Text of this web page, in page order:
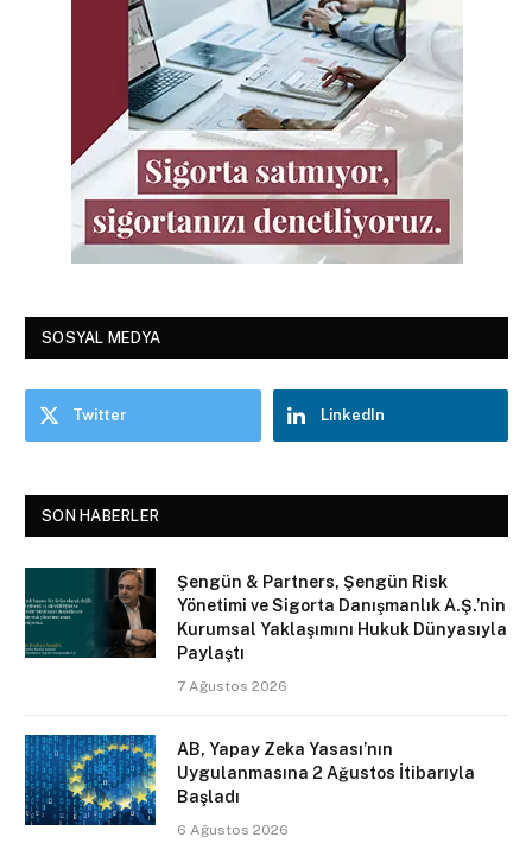
SOSYAL MEDYA
Twitter LinkedIn
SON HABERLER
Şengün & Partners, Şengün Risk
Yönetimi ve Sigorta Danışmanlık A.Ş.’nin
Kurumsal Yaklaşımını Hukuk Dünyasıyla
Paylaştı
7 Ağustos 2026
AB, Yapay Zeka Yasası’nın
Uygulanmasına 2 Ağustos İtibarıyla
Başladı
6 Ağustos 2026